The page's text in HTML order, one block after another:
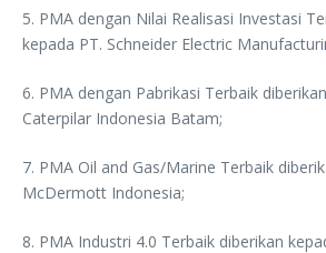
5. PMA dengan Nilai Realisasi Investasi
kepada PT. Schneider Electric
6. PMA dengan Pabrikasi Terbaik
Caterpilar Indonesia Batam;
7. PMA Oil and Gas/Marine Terbaik
McDermott Indonesia;
8. PMA Industri 4.0 Terbaik diberikan